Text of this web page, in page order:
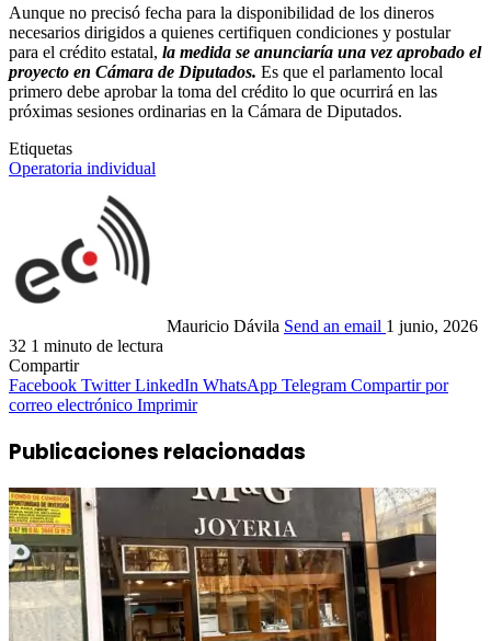
Aunque no precisó fecha para la disponibilidad de los dineros
necesarios dirigidos a quienes certifiquen condiciones y postular
para el crédito estatal, la medida se anunciaría una vez aprobado el
proyecto en Cámara de Diputados. Es que el parlamento local
primero debe aprobar la toma del crédito lo que ocurrirá en las
próximas sesiones ordinarias en la Cámara de Diputados.
Etiquetas
Operatoria individual
Mauricio Dávila Send an email 1 junio, 2026
32 1 minuto de lectura
Compartir
Facebook Twitter LinkedIn WhatsApp Telegram Compartir por
correo electrónico Imprimir
Publicaciones relacionadas